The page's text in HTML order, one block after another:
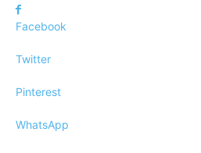
Facebook
Twitter
Pinterest
WhatsApp